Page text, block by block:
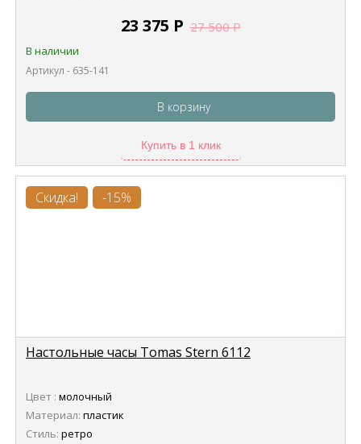
23 375 Р 27 500Р
В наличии
Артикул - 635-141
В корзину
Купить в 1 клик
Скидка! -15%
Настольные часы Tomas Stern 6112
Цвет : молочный
Материал: пластик
Стиль: ретро